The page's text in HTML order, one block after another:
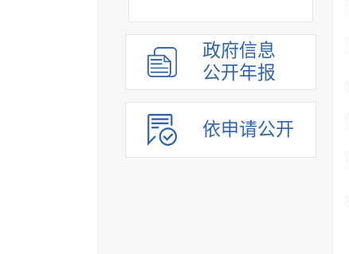
政府信息
公开年报
依申请公开